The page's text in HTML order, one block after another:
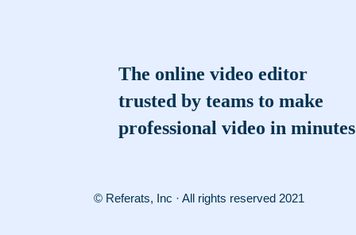
The online video editor
trusted by teams to make
professional video in minutes
© Referats, Inc · All rights reserved 2021